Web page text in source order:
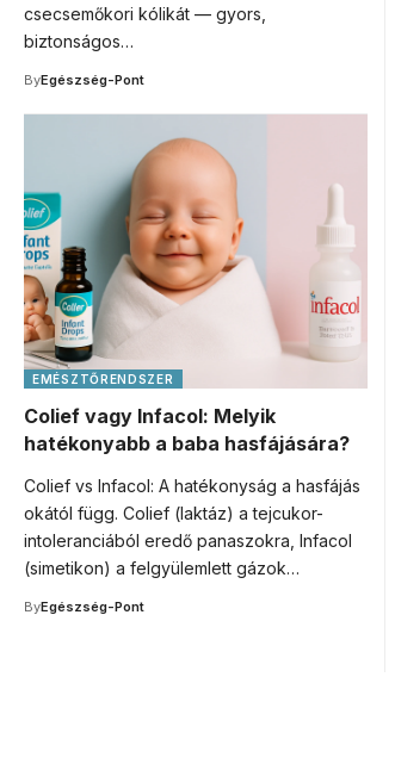
csecsemőkori kólikát — gyors,
biztonságos…
ByEgészség-Pont
EMÉSZTŐRENDSZER
Colief vagy Infacol: Melyik
hatékonyabb a baba hasfájására?
Colief vs Infacol: A hatékonyság a hasfájás
okától függ. Colief (laktáz) a tejcukor-
intoleranciából eredő panaszokra, Infacol
(simetikon) a felgyülemlett gázok…
ByEgészség-Pont